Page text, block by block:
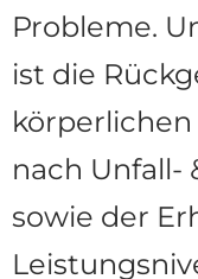
Probleme.
ist die
nach Unfall-
sowie der